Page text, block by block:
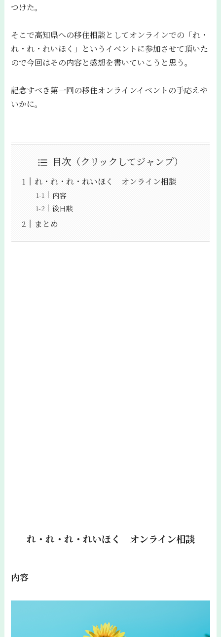
つけた。
そこで高知県への移住相談としてオンラインでの「れ・
れ・れ・れいほく」というイベントに参加させて頂いた
ので今回はその内容と感想を書いていこうと思う。
記念すべき第一回の移住オンラインイベントの手応えや
いかに。
目次（クリックしてジャンプ）
れ・れ・れ・れいほく オンライン相談
内容
後日談
まとめ
れ・れ・れ・れいほく オンライン相談
内容